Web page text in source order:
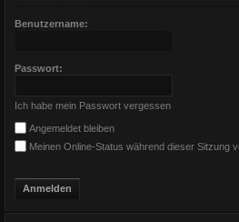
Benutzername:
Passwort:
Ich habe mein Passwort vergessen
Angemeldet bleiben
Meinen Online-Status während dieser Sitzung